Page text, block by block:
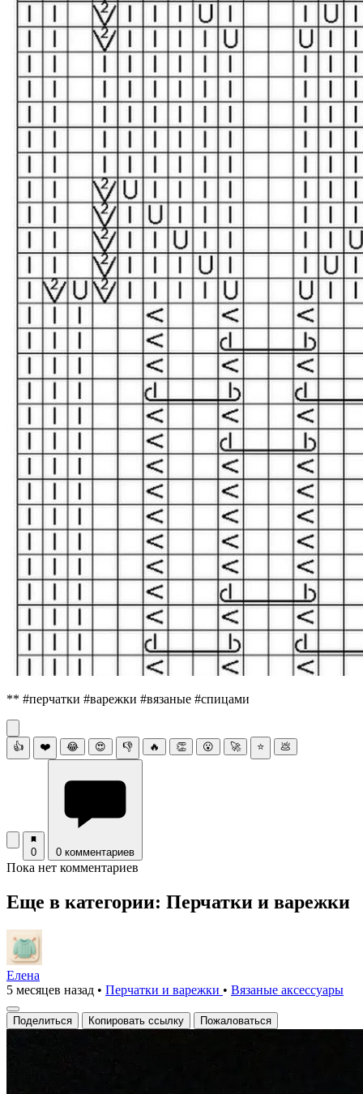
** #перчатки #варежки #вязаные #спицами
👍 ❤️ 😂 😍 👎 🔥 👏 😮 🚀 ⭐ 💩
0 0 комментариев
Пока нет комментариев
Еще в категории: Перчатки и варежки
Елена
5 месяцев назад • Перчатки и варежки • Вязаные аксесcуары
Поделиться Копировать ссылку Пожаловаться